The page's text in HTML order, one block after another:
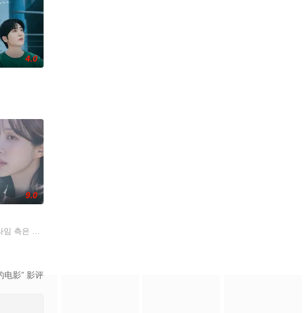
谜都将揭晓。
那样的大人的三十几岁的记者李载与一个生活在父母设计的世界的十几岁
述进入由前偶像兼CEO李灿领导的公司工作的南多凛，与在那里遇到的社长姜河基
4.0
的新闻工作者一起奋力摧毁恶神的
揭开深藏的腐败真相。
在提出离婚的第二日突然遭到神秘绑架，瞬间被警方锁定为头号通缉犯。为救出失踪
9.0
측은 OSEN에 “하니가 KBS2 새 주말 드라마 ‘사랑이 온다’ 출연을 검토 중이다”라
电影” 影评